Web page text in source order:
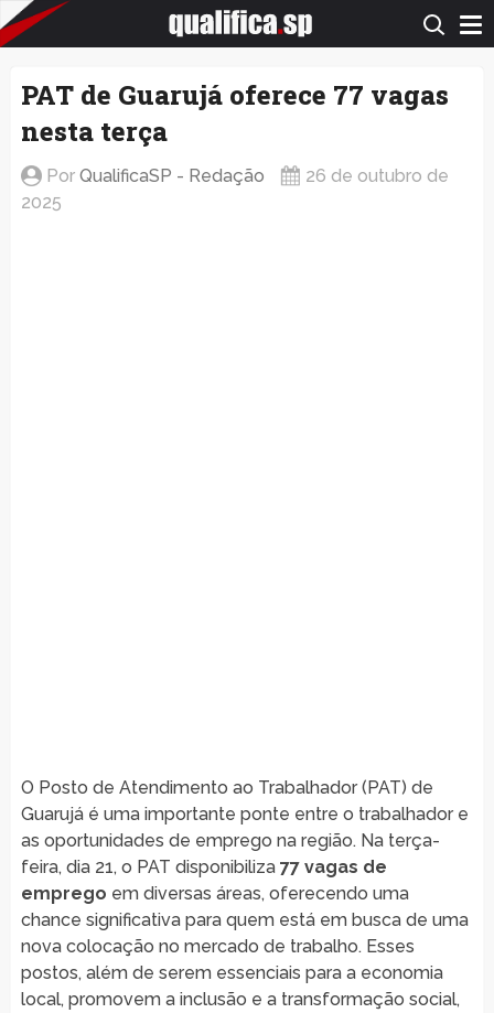
QualificaSP.com
PAT de Guarujá oferece 77 vagas
nesta terça
Por QualificaSP - Redação
26 de outubro de
2025
O Posto de Atendimento ao Trabalhador (PAT) de
Guarujá é uma importante ponte entre o trabalhador e
as oportunidades de emprego na região. Na terça-
feira, dia 21, o PAT disponibiliza 77 vagas de
emprego em diversas áreas, oferecendo uma
chance significativa para quem está em busca de uma
nova colocação no mercado de trabalho. Esses
postos, além de serem essenciais para a economia
local, promovem a inclusão e a transformação social,